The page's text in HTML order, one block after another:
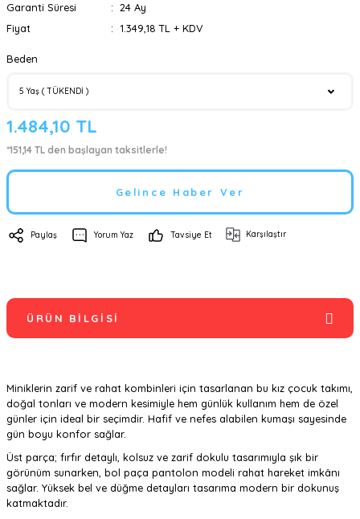
Garanti Süresi
24 Ay
Fiyat
1.349,18 TL + KDV
Beden
1.484,10 TL
*151,14 TL den başlayan taksitlerle!
Gelince Haber Ver
Paylaş Yorum Yaz Tavsiye Et Karşılaştır
ÜRÜN BILGISI
Miniklerin zarif ve rahat kombinleri için tasarlanan bu kız çocuk takımı,
doğal tonları ve modern kesimiyle hem günlük kullanım hem de özel
günler için ideal bir seçimdir. Hafif ve nefes alabilen kumaşı sayesinde
gün boyu konfor sağlar.
Üst parça; fırfır detaylı, kolsuz ve zarif dokulu tasarımıyla şık bir
görünüm sunarken, bol paça pantolon modeli rahat hareket imkânı
sağlar. Yüksek bel ve düğme detayları tasarıma modern bir dokunuş
katmaktadır.